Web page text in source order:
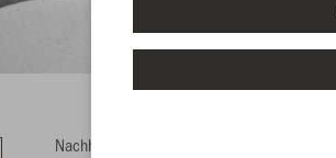
Nachhaltig